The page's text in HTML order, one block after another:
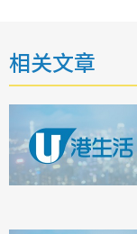
相关文章